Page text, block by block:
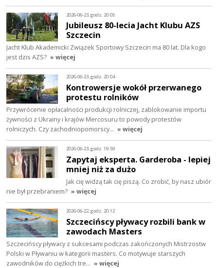
2026-06-23, godz. 20:05
Jubileusz 80-lecia Jacht Klubu AZS
Szczecin
Jacht Klub Akademicki Związek Sportowy Szczecin ma 80 lat. Dla kogo
jest dzis AZS? » więcej
2026-06-23, godz. 20:04
Kontrowersje wokół przerwanego
protestu rolników
Przywrócenie opłacalności produkcji rolniczej, zablokowanie importu
żywności z Ukrainy i krajów Mercosuru to powody protestów
rolniczych. Czy zachodniopomorscy… » więcej
2026-06-23, godz. 19:59
Zapytaj eksperta. Garderoba - lepiej
mniej niż za dużo
Jak cię widzą tak cię piszą. Co zrobić, by nasz ubiór
nie był przebraniem? » więcej
2026-06-22, godz. 20:12
Szczecińscy pływacy rozbili bank w
zawodach Masters
Szczecińscy pływacy z sukcesami podczas zakończonych Mistrzostw
Polski w Pływaniu w kategorii masters. Co motywuje starszych
zawodników do ciężkich tre… » więcej